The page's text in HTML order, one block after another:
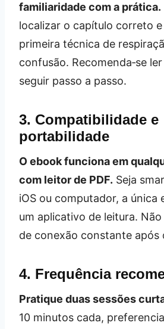
familiaridade com a prática.
localizar o capítulo correto
primeira técnica de
confusão. Recomenda‑se
seguir passo a passo.
3. Compatibilidade e
portabilidade
O ebook funciona em
com leitor de PDF. Seja
iOS ou computador, a única
um aplicativo de leitura.
de conexão constante após
4. Frequência
Pratique duas sessões
10 minutos cada,